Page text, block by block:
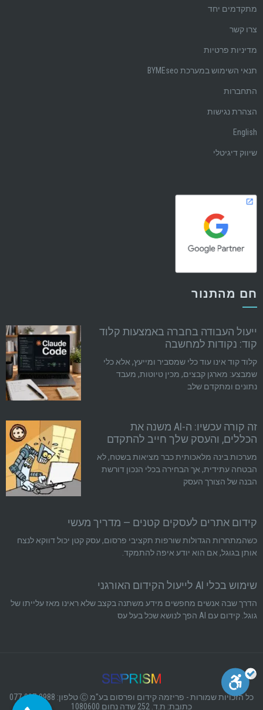
מתקדמים יחד
צרו קשר
מדיניות פרטיות
תנאי השימוש במערכת BYMEseo
התחברות
הצהרת נגישות
English
שיווק דיגיטלי
חם מהתנור
ייעול העבודה בחברה באמצעות קלוד
קוד: נקודות למחשבה
קלוד קוד אינו עוד כלי שמסביר ומייעץ, אלא כלי
שמבצע: מארגן קבצים, מכין טיוטות, מעבד
נתונים ומתקדם שלב
זה קורה עכשיו: ה-AI משנה את
הכללים, והעסק שלך חייב להתקדם
מערכות בינה מלאכותית כבר מציאות בשטח, לא
הבטחה עתידית, אך הבחירה בכלי הנכון דורשת
הבנה של הצורך העסק
קידום אתרים לעסקים קטנים — מדריך מעשי
כשהמתחרות הגדולות שורפות תקציבי פרסום, עסק קטן יכול דווקא לנצח
אותן בגוגל, אם הוא יודע איפה להתמקד.
שימוש בכלי AI לייעול הקידום האורגני
הדרך שבה אנשים מחפשים מידע משתנה בקצב שלא ראינו מאז עלייתו של
גוגל. קידום עם AI הפך לנושא שכל בעל עס
כל הזכויות שמורות - פריזמה קידום ופרסום בע"מ Ⓒ טלפון: 077-997-9988
כתובת: ת.ד. 252 שדה נחום 1080600